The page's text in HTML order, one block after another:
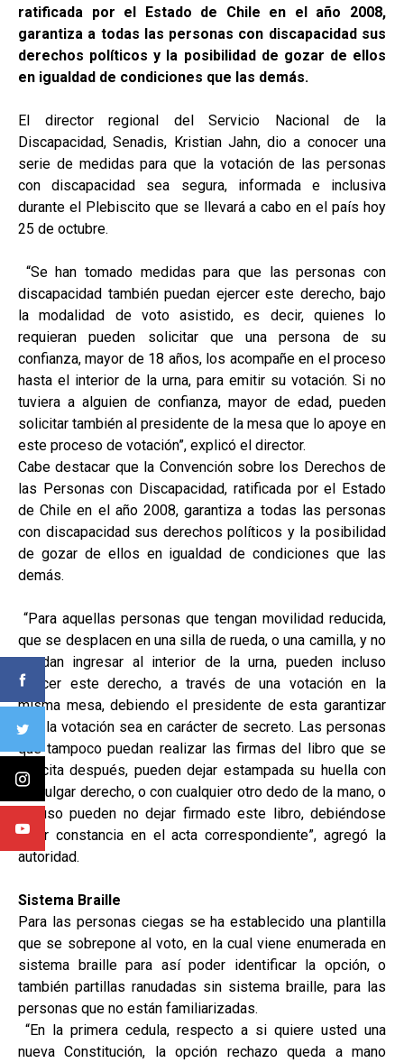
ratificada por el Estado de Chile en el año 2008,
garantiza a todas las personas con discapacidad sus
derechos políticos y la posibilidad de gozar de ellos
en igualdad de condiciones que las demás.
El director regional del Servicio Nacional de la
Discapacidad, Senadis, Kristian Jahn, dio a conocer una
serie de medidas para que la votación de las personas
con discapacidad sea segura, informada e inclusiva
durante el Plebiscito que se llevará a cabo en el país hoy
25 de octubre.
“Se han tomado medidas para que las personas con
discapacidad también puedan ejercer este derecho, bajo
la modalidad de voto asistido, es decir, quienes lo
requieran pueden solicitar que una persona de su
confianza, mayor de 18 años, los acompañe en el proceso
hasta el interior de la urna, para emitir su votación. Si no
tuviera a alguien de confianza, mayor de edad, pueden
solicitar también al presidente de la mesa que lo apoye en
este proceso de votación”, explicó el director.
Cabe destacar que la Convención sobre los Derechos de
las Personas con Discapacidad, ratificada por el Estado
de Chile en el año 2008, garantiza a todas las personas
con discapacidad sus derechos políticos y la posibilidad
de gozar de ellos en igualdad de condiciones que las
demás.
“Para aquellas personas que tengan movilidad reducida,
que se desplacen en una silla de rueda, o una camilla, y no
puedan ingresar al interior de la urna, pueden incluso
ejercer este derecho, a través de una votación en la
misma mesa, debiendo el presidente de esta garantizar
que la votación sea en carácter de secreto. Las personas
que tampoco puedan realizar las firmas del libro que se
solicita después, pueden dejar estampada su huella con
su pulgar derecho, o con cualquier otro dedo de la mano, o
incluso pueden no dejar firmado este libro, debiéndose
dejar constancia en el acta correspondiente”, agregó la
autoridad.
Sistema Braille
Para las personas ciegas se ha establecido una plantilla
que se sobrepone al voto, en la cual viene enumerada en
sistema braille para así poder identificar la opción, o
también partillas ranudadas sin sistema braille, para las
personas que no están familiarizadas.
“En la primera cedula, respecto a si quiere usted una
nueva Constitución, la opción rechazo queda a mano